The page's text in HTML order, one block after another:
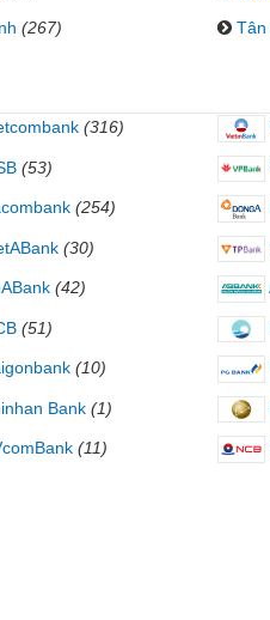
(267) Tân
(316)
(53)
(254)
(30)
(42)
(51)
(10)
Bank (1)
(11)